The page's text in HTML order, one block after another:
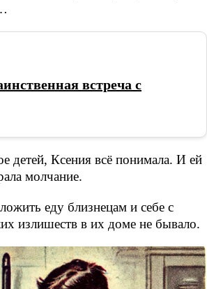
встреча с
детей, Ксения всё понимала. И ей
молчание.
еду близнецам и себе с
излишеств в их доме не бывало.